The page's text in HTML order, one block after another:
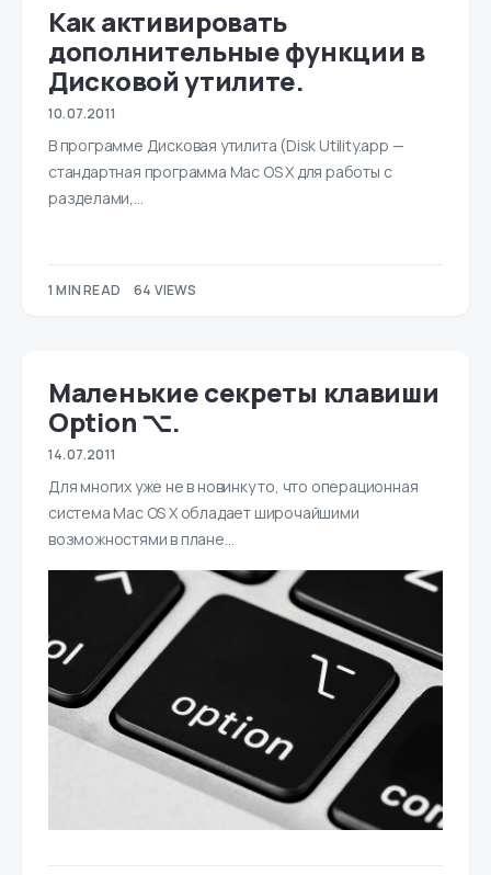
Как активировать
дополнительные функции в
Дисковой утилите.
10.07.2011
В программе Дисковая утилита (Disk Utility.app —
стандартная программа Mac OS X для работы с
разделами,…
1 MIN READ 64 VIEWS
Маленькие секреты клавиши
Option ⌥.
14.07.2011
Для многих уже не в новинку то, что операционная
система Mac OS X обладает широчайшими
возможностями в плане…